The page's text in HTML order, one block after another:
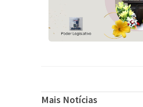
Mais Notícias